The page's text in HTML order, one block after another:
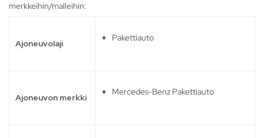
merkkeihin/malleihin:
Ajoneuvolaji
Pakettiauto
Ajoneuvon merkki
Mercedes-Benz Pakettiauto